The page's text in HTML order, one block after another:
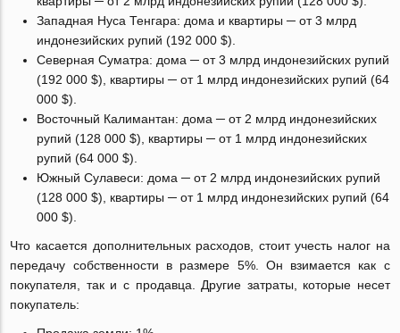
Западная Нуса Тенгара: дома и квартиры ─ от 3 млрд
индонезийских рупий (192 000 $).
Северная Суматра: дома ─ от 3 млрд индонезийских рупий
(192 000 $), квартиры ─ от 1 млрд индонезийских рупий (64
000 $).
Восточный Калимантан: дома ─ от 2 млрд индонезийских
рупий (128 000 $), квартиры ─ от 1 млрд индонезийских
рупий (64 000 $).
Южный Сулавеси: дома ─ от 2 млрд индонезийских рупий
(128 000 $), квартиры ─ от 1 млрд индонезийских рупий (64
000 $).
Что касается дополнительных расходов, стоит учесть налог на
передачу собственности в размере 5%. Он взимается как с
покупателя, так и с продавца. Другие затраты, которые несет
покупатель: